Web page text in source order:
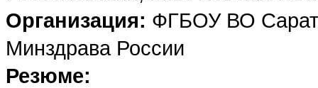
Организация: ФГБОУ ВО
Минздрава России
Резюме: